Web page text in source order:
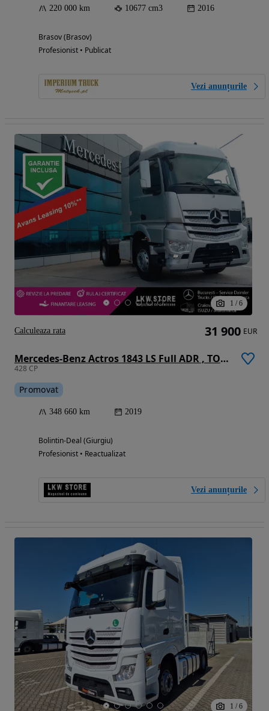
220 000 km 10677 cm3 2016
Brasov (Brasov)
Profesionist • Publicat
Vezi anunțurile
1 / 6
Mercedes-Benz Actros 1843 LS Full ADR , TOP !!!
428 CP
Promovat
348 660 km 2019
Bolintin-Deal (Giurgiu)
Profesionist • Reactualizat
Vezi anunțurile
31 900 EUR
Calculeaza rata
1 / 6